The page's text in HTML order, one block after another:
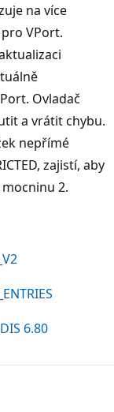
na více
VPort.
Ovladač
a vrátit chybu.
nepřímé
zajistí, aby
2.
6.80